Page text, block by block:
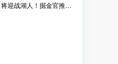
将迎战湖人！掘金官推晒威少入场穿搭：大金链子+小手表非常帅酷